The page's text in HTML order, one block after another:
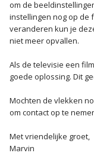
om de
instellingen nog op de
veranderen kun je
niet meer opvallen.
Als de televisie een
goede oplossing. Dit
Mochten de vlekken
om contact op te
Met vriendelijke groet,
Marvin